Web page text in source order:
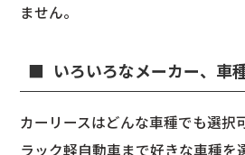
ません。
いろいろなメーカー、車
カーリースはどんな車種でも選択
ラック軽自動車まで好きな車種を